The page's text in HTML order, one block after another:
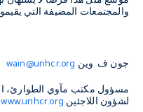
والمجتمعات المضيفة التي
جون ف. وين wain@unhcr.org
مسؤول مكتب مآوي الطوارئ،
لشؤون اللاجئين www.unhcr.org